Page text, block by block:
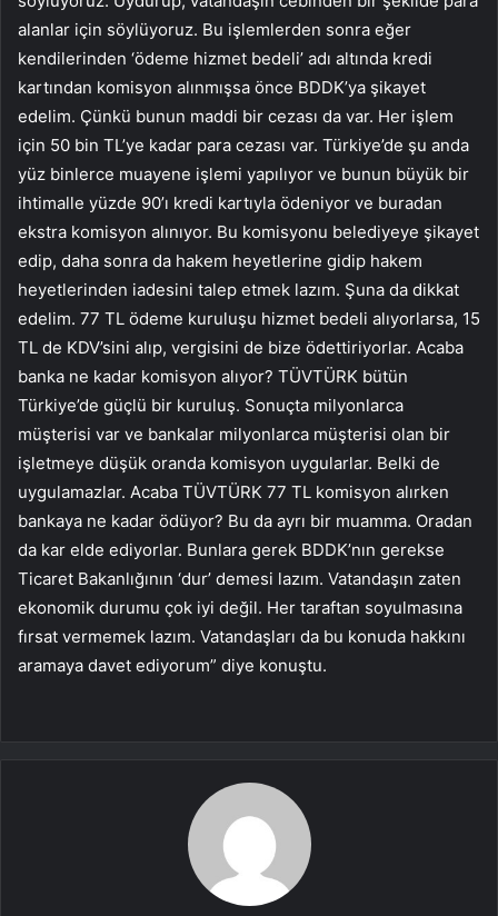
alanlar için söylüyoruz. Bu işlemlerden sonra eğer
kendilerinden ‘ödeme hizmet bedeli’ adı altında kredi
kartından komisyon alınmışsa önce BDDK’ya şikayet
edelim. Çünkü bunun maddi bir cezası da var. Her işlem
için 50 bin TL’ye kadar para cezası var. Türkiye’de şu anda
yüz binlerce muayene işlemi yapılıyor ve bunun büyük bir
ihtimalle yüzde 90’ı kredi kartıyla ödeniyor ve buradan
ekstra komisyon alınıyor. Bu komisyonu belediyeye şikayet
edip, daha sonra da hakem heyetlerine gidip hakem
heyetlerinden iadesini talep etmek lazım. Şuna da dikkat
edelim. 77 TL ödeme kuruluşu hizmet bedeli alıyorlarsa, 15
TL de KDV’sini alıp, vergisini de bize ödettiriyorlar. Acaba
banka ne kadar komisyon alıyor? TÜVTÜRK bütün
Türkiye’de güçlü bir kuruluş. Sonuçta milyonlarca
müşterisi var ve bankalar milyonlarca müşterisi olan bir
işletmeye düşük oranda komisyon uygularlar. Belki de
uygulamazlar. Acaba TÜVTÜRK 77 TL komisyon alırken
bankaya ne kadar ödüyor? Bu da ayrı bir muamma. Oradan
da kar elde ediyorlar. Bunlara gerek BDDK’nın gerekse
Ticaret Bakanlığının ‘dur’ demesi lazım. Vatandaşın zaten
ekonomik durumu çok iyi değil. Her taraftan soyulmasına
fırsat vermemek lazım. Vatandaşları da bu konuda hakkını
aramaya davet ediyorum” diye konuştu.